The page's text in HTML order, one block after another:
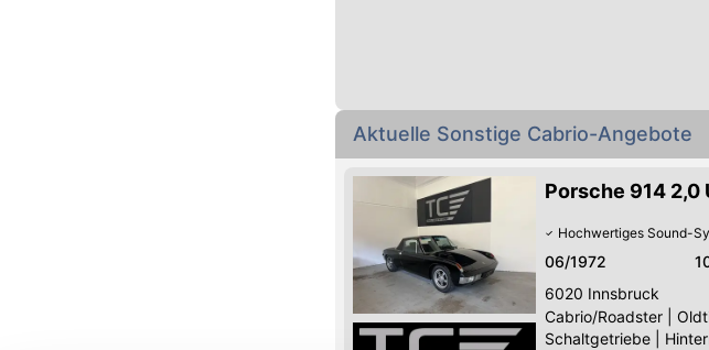
Aktuelle Sonstige Cabrio-Angebote
Porsche 914 2,0
Hochwertiges Sound-
06/1972
6020 Innsbruck
Cabrio/Roadster
Schaltgetriebe